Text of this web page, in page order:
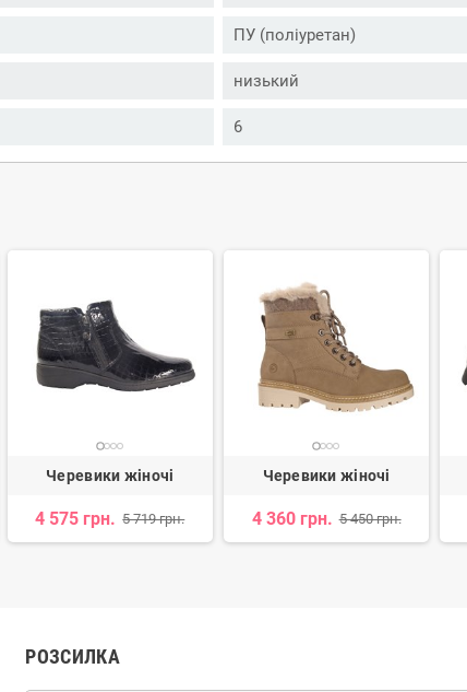
ПУ (поліуретан)
низький
6
Черевики жіночі
4 575 грн. 5 719 грн.
Черевики жіночі
4 360 грн. 5 450 грн.
РОЗСИЛКА